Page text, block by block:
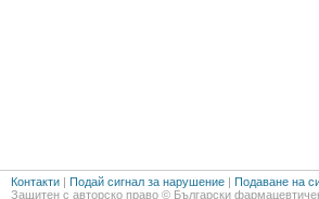
Контакти | Подай сигнал за нарушение | Подаване на
Защитен с авторско право © Български